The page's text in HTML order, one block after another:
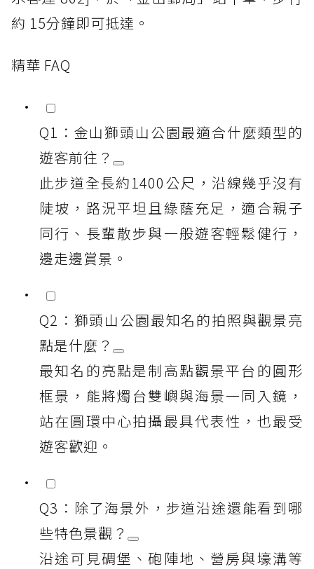
約 15分鐘即可抵達。
精華 FAQ
Q1：金山獅頭山公園最適合什麼類型的
遊客前往？
此步道全長約1400公尺，沿線幾乎沒有
陡坡，路況平坦且綠蔭充足，適合親子
同行、長輩散步與一般遊客輕鬆健行，
邊走邊賞景。
Q2：獅頭山公園最知名的拍照與觀景亮
點是什麼？
最知名的亮點是制高點觀景平台的圓形
框景，能將燭台雙嶼與海景一同入鏡，
站在圓環中心拍攝最具代表性，也最受
遊客歡迎。
Q3：除了海景外，步道沿途還能看到哪
些特色景觀？
沿途可見碉堡、砲陣地、營房與壕溝等